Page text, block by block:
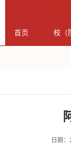
首页 校（
日期